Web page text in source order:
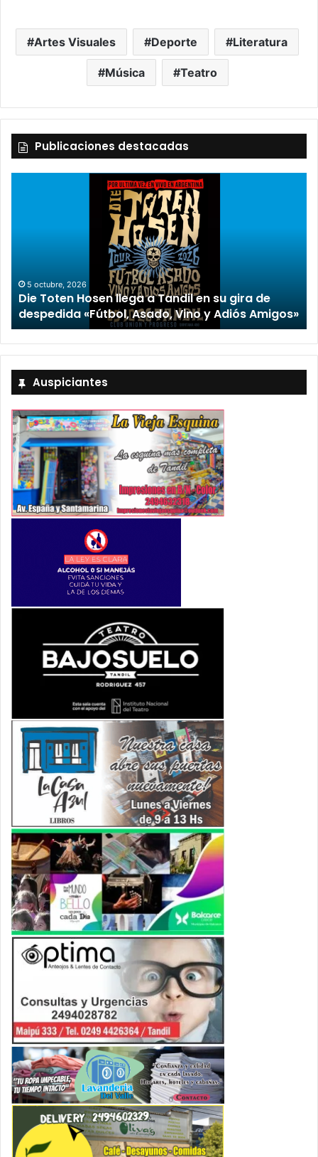
Artes Visuales Deporte Literatura
Música Teatro
Publicaciones destacadas
“TIRRIA” llega a Tandil con un elenco de lujo
encabezado por Capusotto, Spregelburd y
Stefani
Auspiciantes